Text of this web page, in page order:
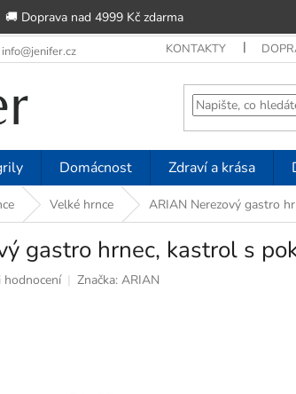
🚚 Doprava nad 4999 Kč zdarma
info@jenifer.cz KONTAKTY
Domácnost Zdraví a krása
Velké hrnce ARIAN Nerezový gastro
gastro hrnec, kastrol s
Značka: ARIAN